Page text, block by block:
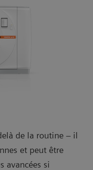
de la routine – il
et peut être
avancées si